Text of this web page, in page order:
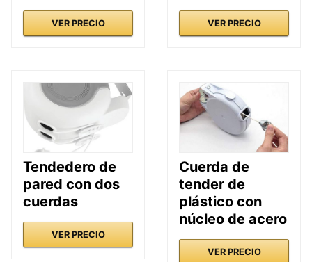
VER PRECIO VER PRECIO
Tendedero de
pared con dos
cuerdas
VER PRECIO
Cuerda de
tender de
plástico con
núcleo de acero
VER PRECIO